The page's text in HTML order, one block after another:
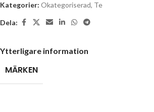
Kategorier: Okategoriserad, Te
Dela:
Ytterligare information
MÄRKEN